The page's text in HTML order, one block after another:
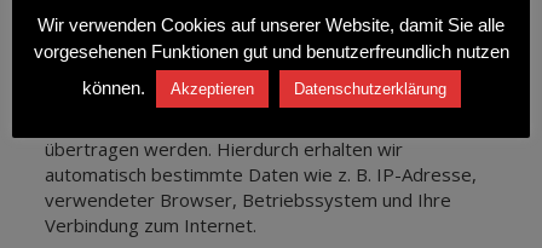
Cookies
Wie viele andere Webseiten verwenden wir auch so
genannte „Cookies“. Cookies sind kleine Textdateien,
übertragen werden. Hierdurch erhalten wir
automatisch bestimmte Daten wie z. B. IP-Adresse,
verwendeter Browser, Betriebssystem und Ihre
Verbindung zum Internet.
Wir verwenden Cookies auf unserer Website, damit Sie alle
vorgesehenen Funktionen gut und benutzerfreundlich nutzen
können.
Akzeptieren Datenschutzerklärung